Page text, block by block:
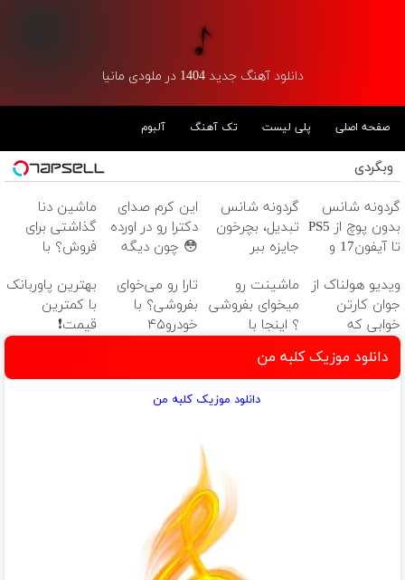
دانلود آهنگ جدید 1404 در ملودی مانیا
صفحه اصلی پلی لیست تک آهنگ آلبوم
وبگردی
گردونه شانس
بدون پوچ از PS5
تا آیفون17 و
گردونه شانس
تبدیل، بچرخون
جایزه ببر
این کرم صدای
دکترا رو در اورده
😳 چون دیگه
بوتاکس کنی!!!
ماشین دنا
گذاشتی برای
فروش؟ با
بفروش
ویدیو هولناک از
جوان کارتن
خوابی که
میلیاردر شد.
آموزش رایگان
ماشینت رو
میخوای بفروشی
؟ اینجا با
بفروش
تارا رو می‌خوای
بفروشی؟ با
خودرو۴۵
بهترین پاوربانک
با کمترین
قیمت❗
دانلود موزیک کلبه من
دانلود موزیک کلبه من